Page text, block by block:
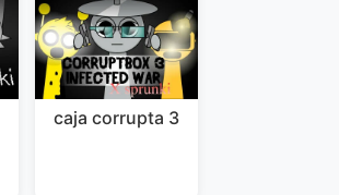
caja corrupta 3